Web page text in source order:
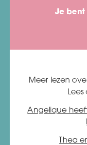
Je bent
Meer lezen
Angelique
Thea